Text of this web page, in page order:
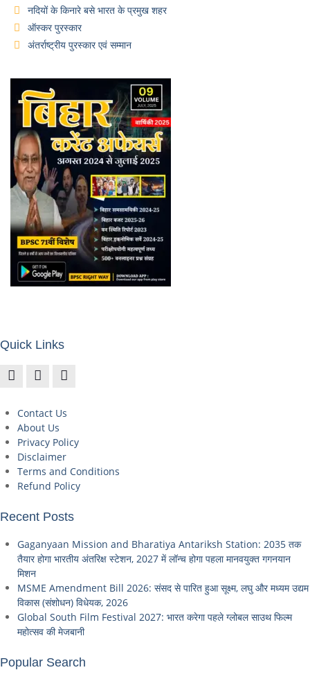
नदियों के किनारे बसे भारत के प्रमुख शहर
ऑस्कर पुरस्कार
अंतर्राष्ट्रीय पुरस्कार एवं सम्मान
Quick Links
Contact Us
About Us
Privacy Policy
Disclaimer
Terms and Conditions
Refund Policy
Recent Posts
Gaganyaan Mission and Bharatiya Antariksh Station: 2035 तक
तैयार होगा भारतीय अंतरिक्ष स्टेशन, 2027 में लॉन्च होगा पहला मानवयुक्त गगनयान
मिशन
MSME Amendment Bill 2026: संसद से पारित हुआ सूक्ष्म, लघु और मध्यम उद्यम
विकास (संशोधन) विधेयक, 2026
Global South Film Festival 2027: भारत करेगा पहले ग्लोबल साउथ फिल्म
महोत्सव की मेजबानी
Popular Search